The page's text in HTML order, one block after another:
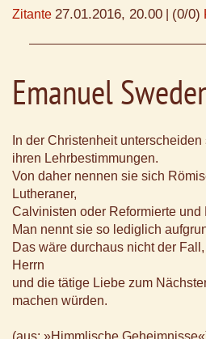
Zitante 27.01.2016, 20.00 (0/0)
Emanuel
In der Christenheit
ihren Lehrbestimmungen.
Von daher nennen sie sich
Lutheraner,
Calvinisten oder Reformierte und
Man nennt sie so lediglich
Das wäre durchaus nicht der
Herrn
und die tätige Liebe zum
machen würden.